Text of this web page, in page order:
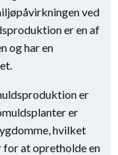
ved
er en af
og har en
er
er
hvilket
at opretholde en